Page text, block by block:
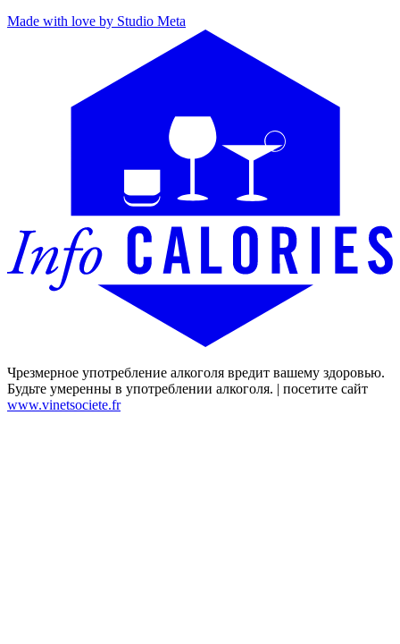
Made with love by Studio Meta
Чрезмерное употребление алкоголя вредит вашему здоровью.
Будьте умеренны в употреблении алкоголя. | посетите сайт
www.vinetsociete.fr